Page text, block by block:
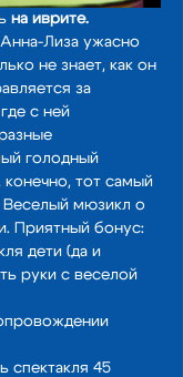
на иврите.
Лиза ужасно
не знает, как он
за
с ней
голодный
тот самый
мюзикл о
Приятный бонус:
дети (да и
руки с веселой
спектакля 45